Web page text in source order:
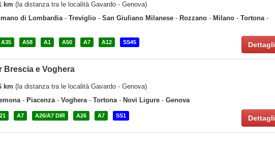
km (la distanza tra le località Gavardo - Genova)
di Lombardia- Treviglio - San Giuliano Milanese - Rozzano - Milano - Tortona-
A35 A58 A1 A50 A7 A12 SS45 Dettagli
Brescia e Voghera
km (la distanza tra le località Gavardo - Genova)
- Piacenza- Voghera- Tortona- Novi Ligure - Genova
A7 A26/A7 DIR A26 A7 SS1 Dettagli